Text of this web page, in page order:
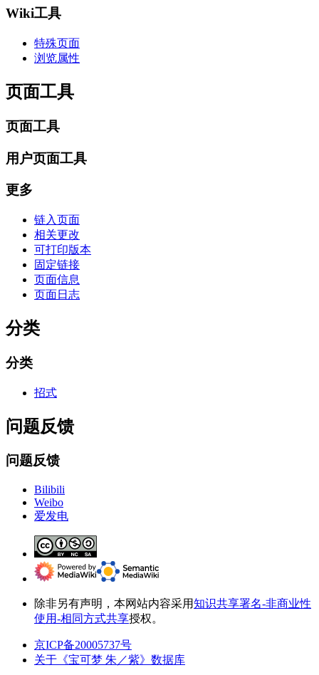
Wiki工具
特殊页面
浏览属性
页面工具
页面工具
用户页面工具
更多
链入页面
相关更改
可打印版本
固定链接
页面信息
页面日志
分类
分类
招式
问题反馈
问题反馈
Bilibili
Weibo
爱发电
除非另有声明，本网站内容采用知识共享署名-非商业性
使用-相同方式共享授权。
京ICP备20005737号
关于《宝可梦 朱／紫》数据库